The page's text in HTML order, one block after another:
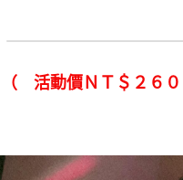
（　活動價ＮＴ＄２６０